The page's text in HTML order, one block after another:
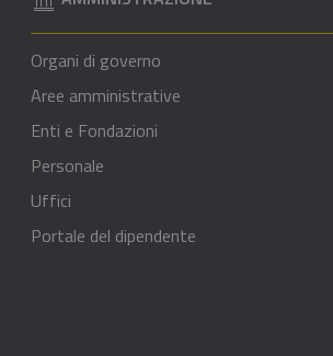
Organi di governo
Aree amministrative
Enti e Fondazioni
Personale
Uffici
Portale del dipendente